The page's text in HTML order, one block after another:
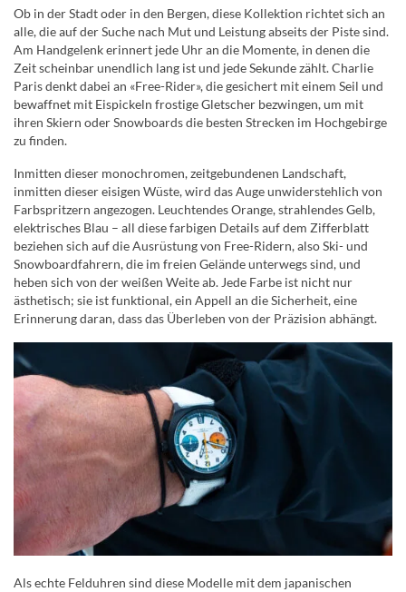
Ob in der Stadt oder in den Bergen, diese Kollektion richtet sich an
alle, die auf der Suche nach Mut und Leistung abseits der Piste sind.
Am Handgelenk erinnert jede Uhr an die Momente, in denen die
Zeit scheinbar unendlich lang ist und jede Sekunde zählt. Charlie
Paris denkt dabei an «Free-Rider», die gesichert mit einem Seil und
bewaffnet mit Eispickeln frostige Gletscher bezwingen, um mit
ihren Skiern oder Snowboards die besten Strecken im Hochgebirge
zu finden.
Inmitten dieser monochromen, zeitgebundenen Landschaft,
inmitten dieser eisigen Wüste, wird das Auge unwiderstehlich von
Farbspritzern angezogen. Leuchtendes Orange, strahlendes Gelb,
elektrisches Blau – all diese farbigen Details auf dem Zifferblatt
beziehen sich auf die Ausrüstung von Free-Ridern, also Ski- und
Snowboardfahrern, die im freien Gelände unterwegs sind, und
heben sich von der weißen Weite ab. Jede Farbe ist nicht nur
ästhetisch; sie ist funktional, ein Appell an die Sicherheit, eine
Erinnerung daran, dass das Überleben von der Präzision abhängt.
Als echte Felduhren sind diese Modelle mit dem japanischen